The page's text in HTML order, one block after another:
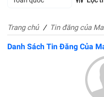
Trang chủ Tin đăng của
Danh Sách Tin Đăng Của